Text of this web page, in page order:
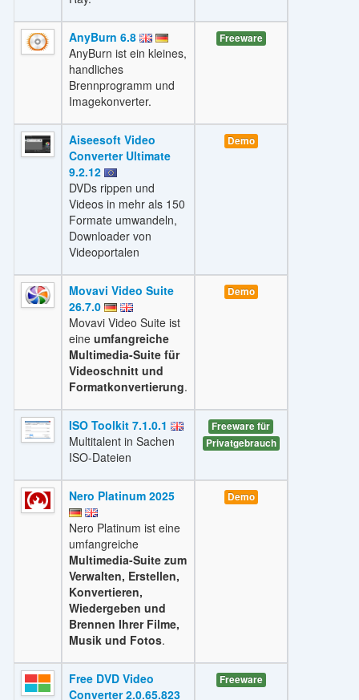
AnyBurn 6.8
AnyBurn ist ein kleines,
handliches
Brennprogramm und
Imagekonverter.
Freeware
Aiseesoft Video
Converter Ultimate
9.2.12
DVDs rippen und
Videos in mehr als 150
Formate umwandeln,
Downloader von
Videoportalen
Demo
Movavi Video Suite
26.7.0
Movavi Video Suite ist
eine umfangreiche
Multimedia-Suite für
Videoschnitt und
Formatkonvertierung.
Demo
ISO Toolkit 7.1.0.1
Multitalent in Sachen
ISO-Dateien
Freeware für
Privatgebrauch
Nero Platinum 2025
Nero Platinum ist eine
umfangreiche
Multimedia-Suite zum
Verwalten, Erstellen,
Konvertieren,
Wiedergeben und
Brennen Ihrer Filme,
Musik und Fotos.
Demo
Free DVD Video
Converter 2.0.65.823
Freeware